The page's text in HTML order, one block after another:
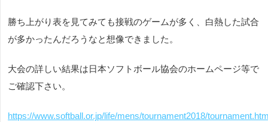
勝ち上がり表を見てみても接戦のゲームが多く、白熱した試合
が多かったんだろうなと想像できました。
大会の詳しい結果は日本ソフトボール協会のホームページ等で
ご確認下さい。
https://www.softball.or.jp/life/mens/tournament2018/